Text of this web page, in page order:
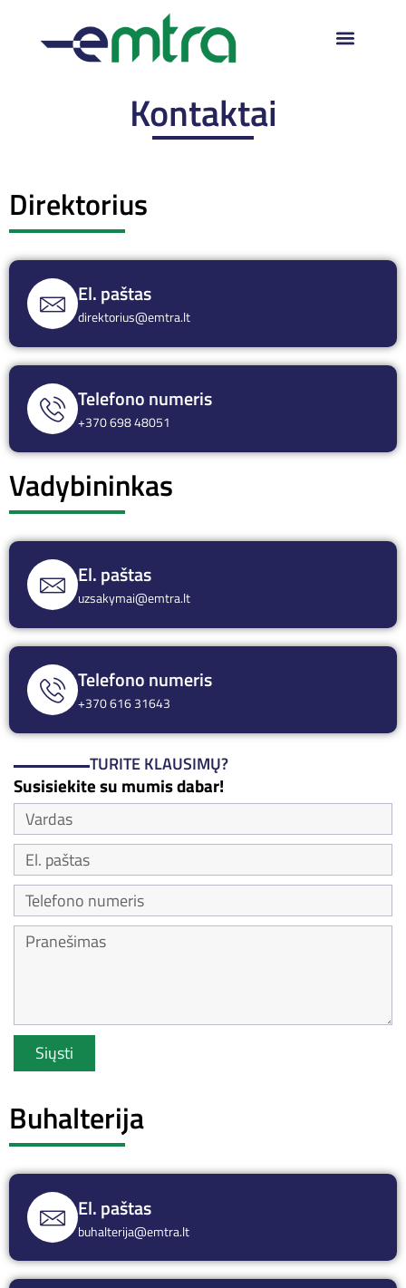
Kontaktai
Direktorius
El. paštas
direktorius@emtra.lt
Telefono numeris
+370 698 48051
Vadybininkas
El. paštas
uzsakymai@emtra.lt
Telefono numeris
+370 616 31643
TURITE KLAUSIMŲ?
Susisiekite su mumis dabar!
Siųsti
Buhalterija
El. paštas
buhalterija@emtra.lt